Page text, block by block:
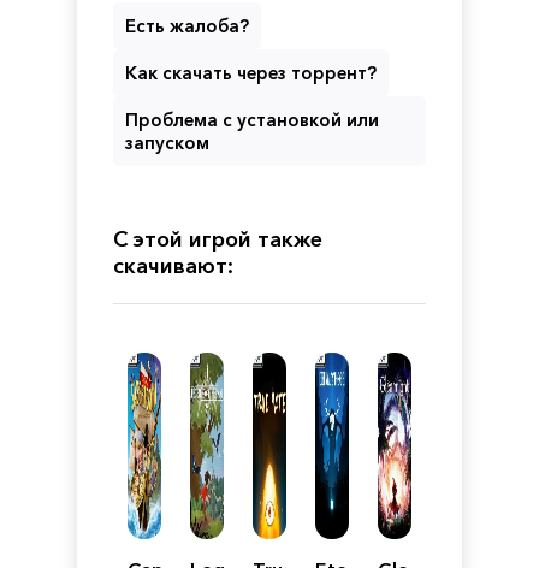
Есть жалоба?
Как скачать через торрент?
Проблема с установкой или
запуском
С этой игрой также
скачивают: